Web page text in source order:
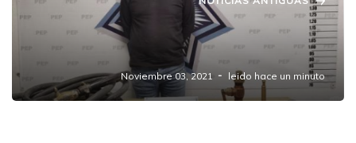
Detiene Policía Estatal a hombre
presuntamente vinculado al robo de gas LP
Noviembre 03, 2021 leido hace un minuto